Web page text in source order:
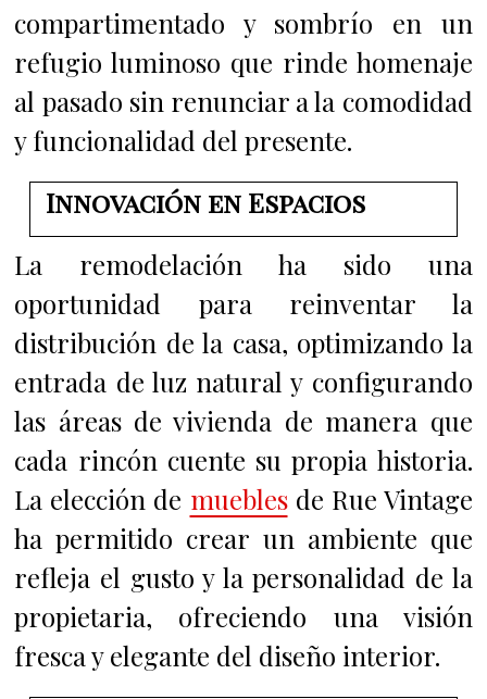
compartimentado y sombrío en un
refugio luminoso que rinde homenaje
al pasado sin renunciar a la comodidad
y funcionalidad del presente.
Innovación en Espacios
La remodelación ha sido una
oportunidad para reinventar la
distribución de la casa, optimizando la
entrada de luz natural y configurando
las áreas de vivienda de manera que
cada rincón cuente su propia historia.
La elección de mueblesde Rue Vintage
ha permitido crear un ambiente que
refleja el gusto y la personalidad de la
propietaria, ofreciendo una visión
fresca y elegante del diseño interior.